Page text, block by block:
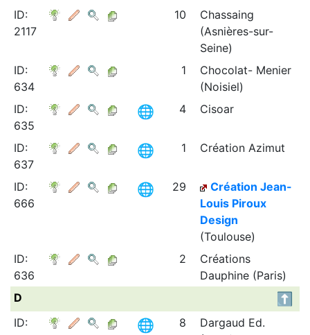
ID:
2117
10
Chassaing
(Asnières-sur-
Seine)
ID:
634
1
Chocolat- Menier
(Noisiel)
ID:
635
4 Cisoar
ID:
637
1 Création Azimut
ID:
666
29
Création Jean-
Louis Piroux
Design
(Toulouse)
ID:
636
2
Créations
Dauphine (Paris)
D
ID:
8
Dargaud Ed.